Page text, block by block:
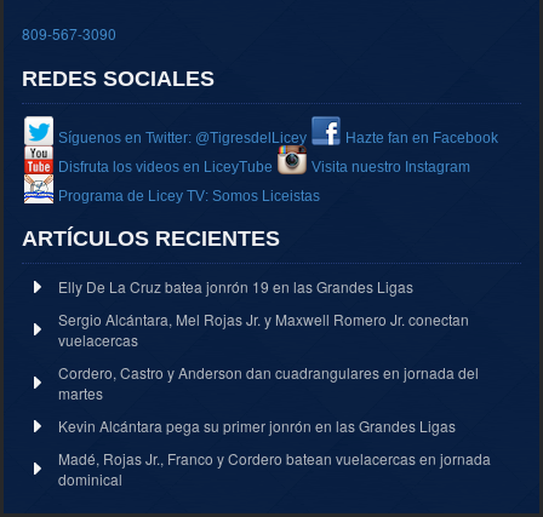
809-567-3090
REDES SOCIALES
Síguenos en Twitter: @TigresdelLicey
Hazte fan en Facebook
Disfruta los videos en LiceyTube
Visita nuestro Instagram
Programa de Licey TV: Somos Liceistas
ARTÍCULOS RECIENTES
Elly De La Cruz batea jonrón 19 en las Grandes Ligas
Sergio Alcántara, Mel Rojas Jr. y Maxwell Romero Jr. conectan
vuelacercas
Cordero, Castro y Anderson dan cuadrangulares en jornada del
martes
Kevin Alcántara pega su primer jonrón en las Grandes Ligas
Madé, Rojas Jr., Franco y Cordero batean vuelacercas en jornada
dominical